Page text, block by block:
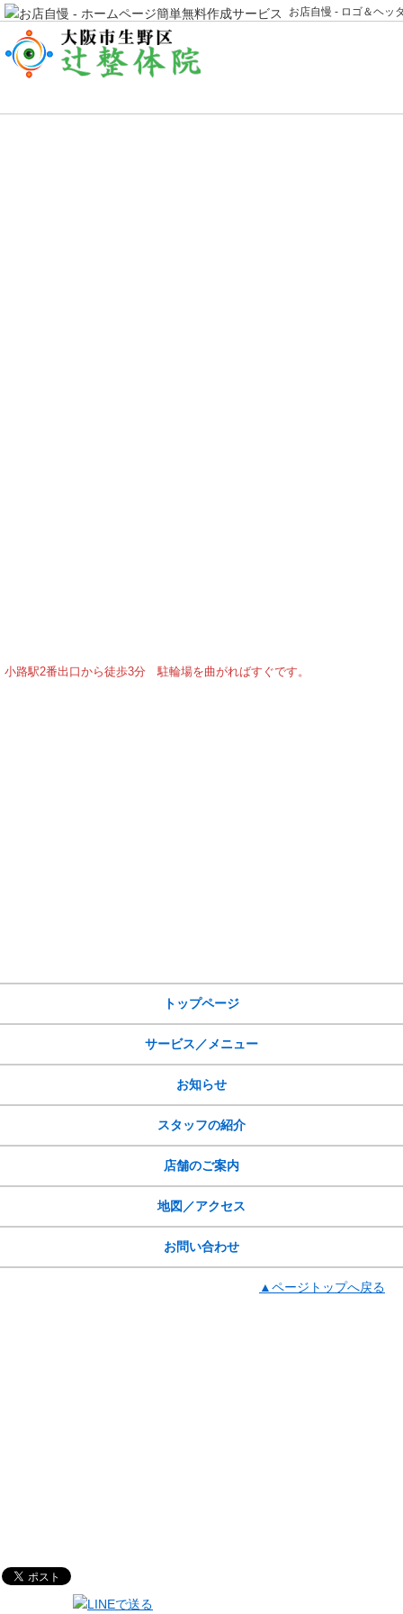
お店自慢 - ロゴ＆ヘッ
小路駅2番出口から徒歩3分 駐輪場を曲がればすぐです。
トップページ
サービス／メニュー
お知らせ
スタッフの紹介
店舗のご案内
地図／アクセス
お問い合わせ
▲ページトップへ戻る